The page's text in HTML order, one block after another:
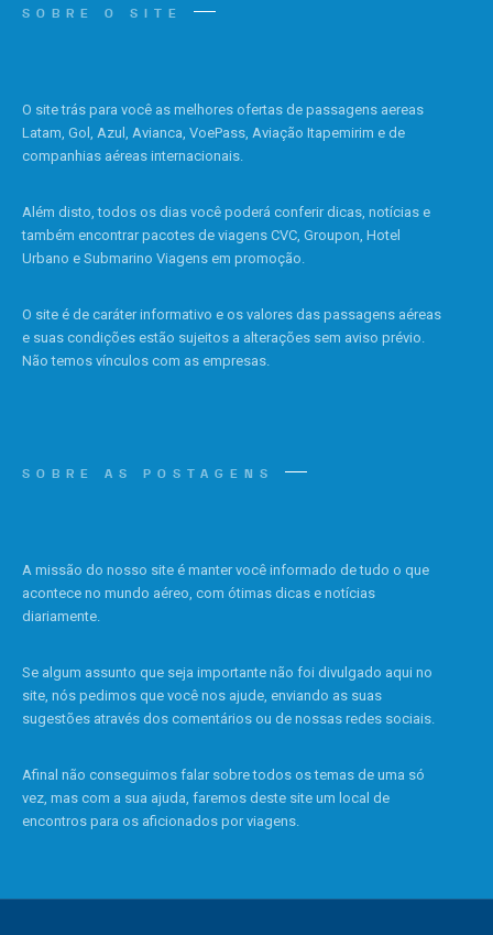
SOBRE O SITE
O site trás para você as melhores ofertas de passagens aereas
Latam, Gol, Azul, Avianca, VoePass, Aviação Itapemirim e de
companhias aéreas internacionais.
Além disto, todos os dias você poderá conferir dicas, notícias e
também encontrar pacotes de viagens CVC, Groupon, Hotel
Urbano e Submarino Viagens em promoção.
O site é de caráter informativo e os valores das passagens aéreas
e suas condições estão sujeitos a alterações sem aviso prévio.
Não temos vínculos com as empresas.
SOBRE AS POSTAGENS
A missão do nosso site é manter você informado de tudo o que
acontece no mundo aéreo, com ótimas dicas e notícias
diariamente.
Se algum assunto que seja importante não foi divulgado aqui no
site, nós pedimos que você nos ajude, enviando as suas
sugestões através dos comentários ou de nossas redes sociais.
Afinal não conseguimos falar sobre todos os temas de uma só
vez, mas com a sua ajuda, faremos deste site um local de
encontros para os aficionados por viagens.